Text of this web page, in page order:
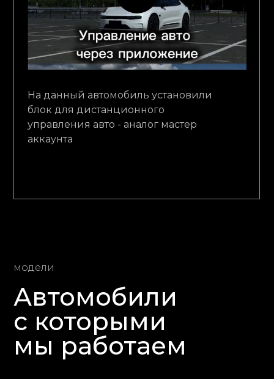
На данный автомобиль установили
блок для дистанционного
управления авто - аналог мастер
аккаунта
Автомобили
с которыми
мы работаем
модели